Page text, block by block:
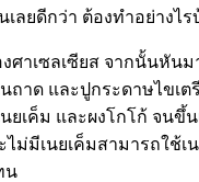
เลยดีกว่า ต้องทำอย่างไ
งศาเซลเซียส จากนั้นหัน
ถาด และปูกระดาษไขเต
ยเค็ม และผงโกโก้ จนขึ้น
ไม่มีเนยเค็มสามารถใช้เ
น